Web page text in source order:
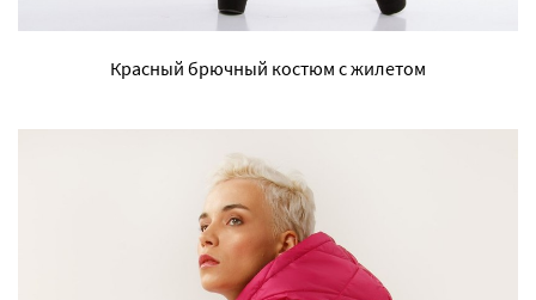
Красный брючный костюм с жилетом